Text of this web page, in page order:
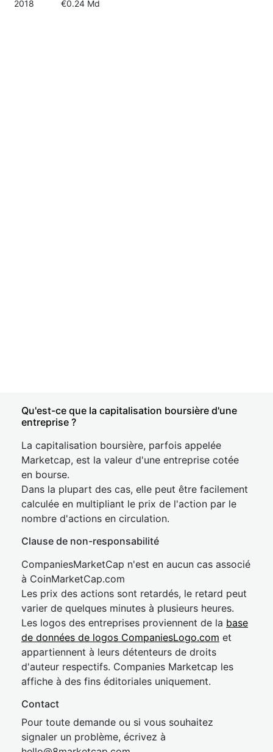
2018 €0.24 Md
Qu'est-ce que la capitalisation boursière d'une
entreprise ?
La capitalisation boursière, parfois appelée
Marketcap, est la valeur d'une entreprise cotée
en bourse.
Dans la plupart des cas, elle peut être facilement
calculée en multipliant le prix de l'action par le
nombre d'actions en circulation.
Clause de non-responsabilité
CompaniesMarketCap n'est en aucun cas associé
à CoinMarketCap.com
Les prix des actions sont retardés, le retard peut
varier de quelques minutes à plusieurs heures.
Les logos des entreprises proviennent de la base
de données de logos CompaniesLogo.com et
appartiennent à leurs détenteurs de droits
d'auteur respectifs. Companies Marketcap les
affiche à des fins éditoriales uniquement.
Contact
Pour toute demande ou si vous souhaitez
signaler un problème, écrivez à